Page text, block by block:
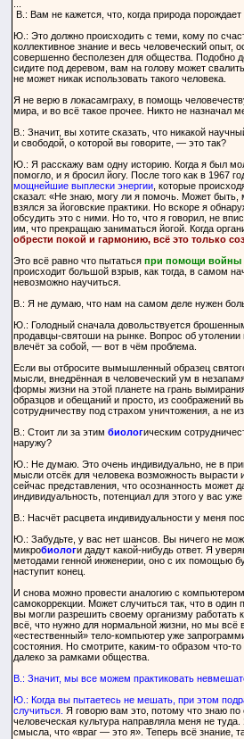
В.: Вам не кажется, что, когда природа
Ю.: Это должно происходить с теми, кому по
коллективное знание и весь человеческий опыт,
совершенно бесполезен для общества. Подобно
сидите под деревом, вам на голову может
не может никак использовать такого человека.
Я не верю в локасамграху, в помощь
мира, и во всё такое прочее. Никто не назначал
В.: Значит, вы хотите сказать, что никакой
и свободой, о которой вы говорите, — это так?
Ю.: Я расскажу вам одну историю. Когда я был
помогло, и я бросил йогу. После того как в 1967
мощнейшие выплески энергии, которые
сказал: «Не знаю, могу ли я помочь. Может
взялся за йоговские практики. Но вскоре я
обсудить это с ними. Но то, что я говорил, не
им, что прекращаю заниматься йогой. Когда
обрести покой и гармонию, всё это только
Это всё равно что пытаться при помощи войны
происходит большой взрыв, как тогда, в самом
невозможно научиться.
В.: Я не думаю, что нам на самом деле нужен
Ю.: Голодный сначала довольствуется
продавцы-святоши на рынке. Вопрос об утолении
влечёт за собой, — вот в чём проблема.
Если вы отбросите вымышленный образец
мысли, внедрённая в человеческий ум в
формы жизни на этой планете на грань
образцов и обещаний и просто, из соображений
сотрудничеству под страхом уничтожения, а не
В.: Стоит ли за этим биологическим
наружу?
Ю.: Не думаю. Это очень индивидуально, не в
мысли отсёк для человека возможность вырасти
сейчас представления, что осознанность может
индивидуальность, потенциал для этого у вас
В.: Насчёт расцвета индивидуальности у меня
Ю.: Забудьте, у вас нет шансов. Вы ничего не
микробиологи дадут какой-нибудь ответ. Я
методами генной инженерии, оно с их помощью
наступит конец.
И снова можно провести аналогию с
самокоррекции. Может случиться так, что в
вы могли разрешить своему организму
всё, что нужно для нормальной жизни, но мы
«естественный» тело-компьютер уже
состояния. Но смотрите, каким-то образом что-
далеко за рамками общества.
В.: Значит, мы все можем практиковать
Ю.: Когда вы пытаетесь не мешать, при этом
случиться. Я говорю вам это, потому что знаю
человеческая культура направляла меня не
смысла, что «враг — это я». Теперь всё знание,